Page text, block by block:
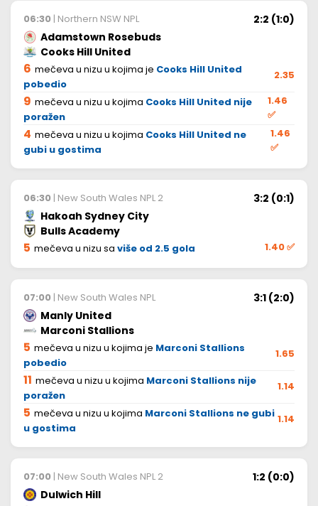
06:30 | Northern NSW NPL
2:2 (1:0)
Adamstown Rosebuds
Cooks Hill United
6 mečeva u nizu u kojima je Cooks Hill United
pobedio
2.35
9 mečeva u nizu u kojima Cooks Hill United nije
poražen
1.46
✅
4 mečeva u nizu u kojima Cooks Hill United ne
gubi u gostima
1.46
✅
06:30 | New South Wales NPL 2
3:2 (0:1)
Hakoah Sydney City
Bulls Academy
5 mečeva u nizu sa više od 2.5 gola 1.40✅
07:00 | New South Wales NPL
3:1 (2:0)
Manly United
Marconi Stallions
5 mečeva u nizu u kojima je Marconi Stallions
pobedio
1.65
11 mečeva u nizu u kojima Marconi Stallions nije
poražen
1.14
5 mečeva u nizu u kojima Marconi Stallions ne gubi
u gostima
1.14
07:00 | New South Wales NPL 2
1:2 (0:0)
Dulwich Hill